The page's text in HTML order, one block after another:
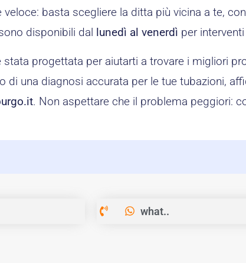
basta scegliere la ditta più vicina a te,
disponibili dal lunedì al venerdì per
progettata per aiutarti a trovare i migliori
di una diagnosi accurata per le tue tubazioni,
. Non aspettare che il problema peggiori:
what..